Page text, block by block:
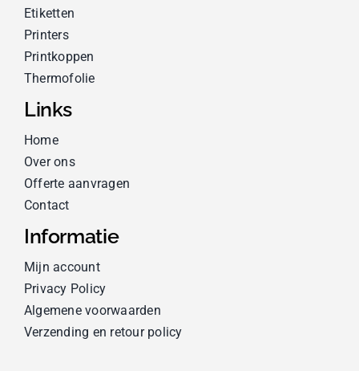
Etiketten
Printers
Printkoppen
Thermofolie
Links
Home
Over ons
Offerte aanvragen
Contact
Informatie
Mijn account
Privacy Policy
Algemene voorwaarden
Verzending en retour policy